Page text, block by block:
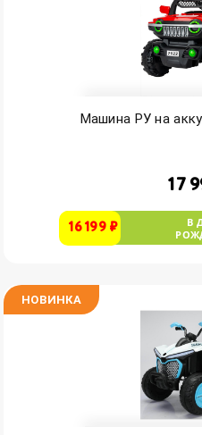
Машина РУ на
17
16 199 ₽
В
НОВИНКА